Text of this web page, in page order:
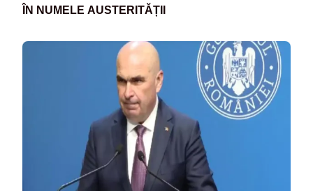
ÎN NUMELE AUSTERITĂȚII